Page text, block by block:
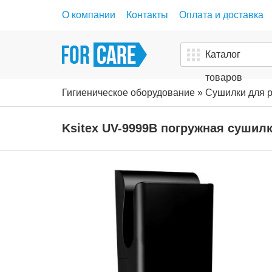
О компании Контакты Оплата и доставка
Каталог
товаров
Гигиеническое оборудование » Сушилки для
Ksitex UV-9999B погружная